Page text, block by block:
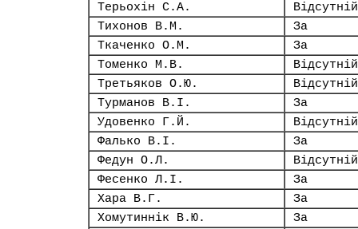
Терьохін С.А.
Відсутній
Тихонов В.М.
За
Ткаченко О.М.
За
Томенко М.В.
Відсутній
Третьяков О.Ю.
Відсутній
Турманов В.І.
За
Удовенко Г.Й.
Відсутній
Фалько В.І.
За
Федун О.Л.
Відсутній
Фесенко Л.І.
За
Хара В.Г.
За
Хомутиннік В.Ю.
За